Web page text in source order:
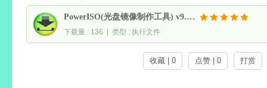
PowerISO(光盘镜像制作工具) v9.4.0 中文绿色版
下载量 : 136 | 类型 : 执行文件
收藏 | 0 点赞 | 0 打赏